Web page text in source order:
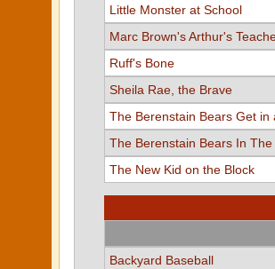
Little Monster at School
Marc Brown's Arthur's
Ruff's Bone
Sheila Rae, the Brave
The Berenstain Bears Get in
The Berenstain Bears In The
The New Kid on the Block
Backyard Baseball